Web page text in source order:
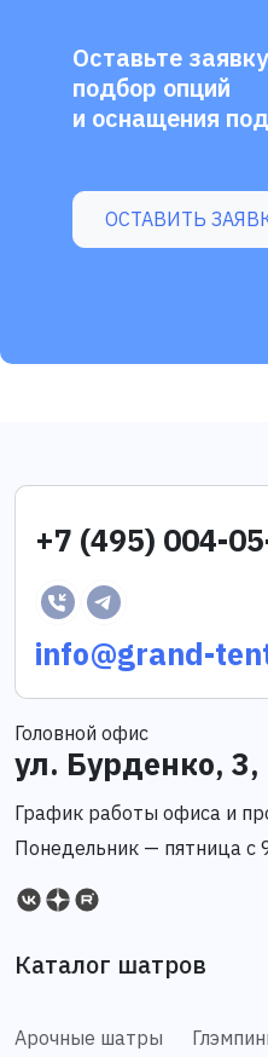
Оставьте
подбор опций
и оснащения
ОСТАВИТЬ
+7 (495) 004-
info@grand-
Головной офис
ул. Бурденко,
График работы офиса и
Понедельник — пятница с
Каталог шатров
Арочные шатры